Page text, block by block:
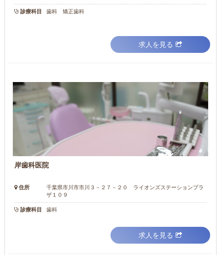
診療科目 歯科 矯正歯科
求人を見る
岸歯科医院
住所
千葉県市川市市川３－２７－２０ ライオンズステーションプラ
ザ１０９
診療科目 歯科
求人を見る